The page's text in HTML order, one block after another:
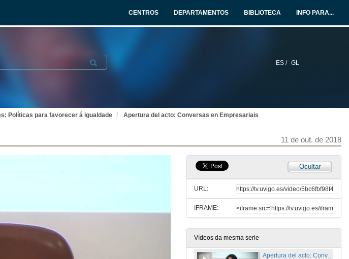
CENTROS DEPARTAMENTOS BIBLIOTECA INFO PARA...
ES / GL
Submit
Políticas para favorecer á igualdade Apertura del acto: Conversas en Empresariais
11 de out. de 2018
Ocultar
URL:
IFRAME:
Vídeos da mesma serie
Apertura del acto: Conversas en Empresariais